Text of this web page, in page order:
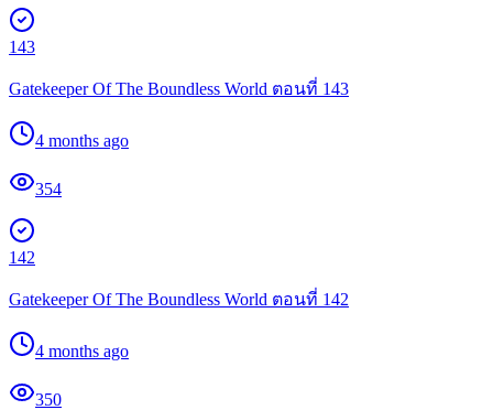
143
Gatekeeper Of The Boundless World ตอนที่ 143
4 months ago
354
142
Gatekeeper Of The Boundless World ตอนที่ 142
4 months ago
350